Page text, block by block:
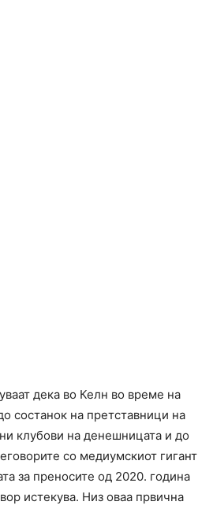
дека во Келн во време на
состанок на претставници на
клубови на денешницата и до
со медиумскиот гигант
за преносите од 2020. година
истекува. Низ оваа првична